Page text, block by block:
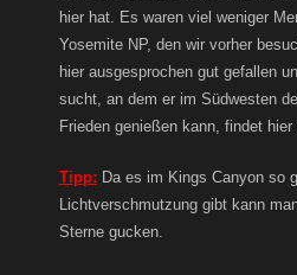
hier hat. Es waren viel weniger
Yosemite NP, den wir vorher
hier ausgesprochen gut gefallen
sucht, an dem er im Südwesten
Frieden genießen kann, findet hier
Tipp: Da es im Kings Canyon so
Lichtverschmutzung gibt kann
Sterne gucken.